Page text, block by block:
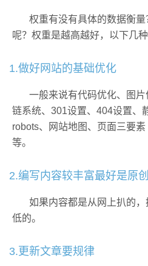
权重有没有具体的数据衡量
呢？权重是越高越好，以下几种
1.做好网站的基础优化
一般来说有代码优化、图片
链系统、301设置、404设置、
robots、网站地图、页面三要素
等。
2.编写内容较丰富最好是原创
如果内容都是从网上扒的，
低的。
3.更新文章要规律